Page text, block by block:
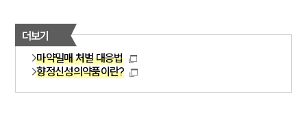
더보기
마약밀매 처벌 대응법
향정신성의약품이란?